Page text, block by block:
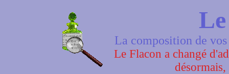
La composition de
Le Flacon a changé